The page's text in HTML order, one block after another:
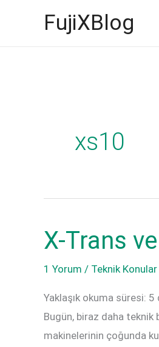
FujiXBlog
xs10
X-Trans
1 Yorum / Teknik Konular
Yaklaşık okuma süresi: 5
Bugün, biraz daha teknik
makinelerinin çoğunda